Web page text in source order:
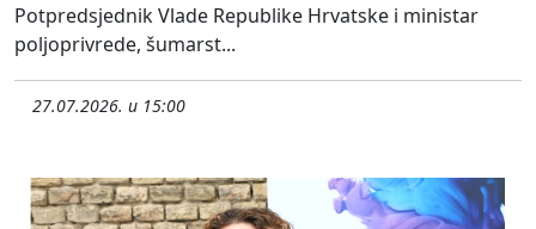
Potpredsjednik Vlade Republike Hrvatske i ministar
poljoprivrede, šumarst...
27.07.2026. u 15:00